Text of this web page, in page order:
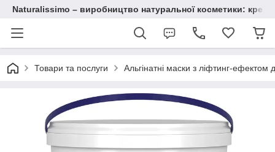
Naturalissimo – виробництво натуральної косметики:
Товари та послуги Альгінатні маски з ліфтинг-